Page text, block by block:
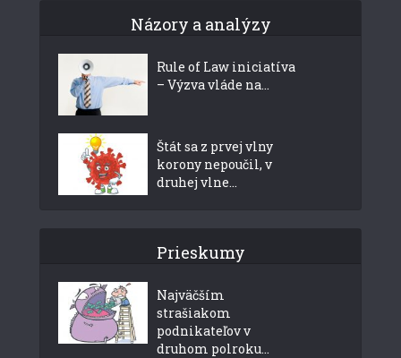
Názory a analýzy
Rule of Law iniciatíva
– Výzva vláde na...
Štát sa z prvej vlny
korony nepoučil, v
druhej vlne...
Prieskumy
Najväčším
strašiakom
podnikateľov v
druhom polroku...